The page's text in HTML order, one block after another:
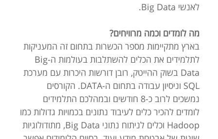
לאנשי Big Data.
מה לומדים וכמה מרוויחים?
בארץ מתקיימות מספר הכשרות בתחום זה המעניקות
לתלמידים את הכלים להשתלבות בעולמות ה-Big
Data בשוק ההייטק, רובן דורשות היכרות עם מערכת
SQL וניסיון עבודה בתחום ה-DATA. הקורסים
נמשכים לרוב כ-8 חודשים ובמהלכם התלמידים
לומדים להכיר כלים לעיבוד נתונים בכמויות גדולות כמו
Hadoop וכלים לניתוח נתוני Big Data, מתודולוגיות